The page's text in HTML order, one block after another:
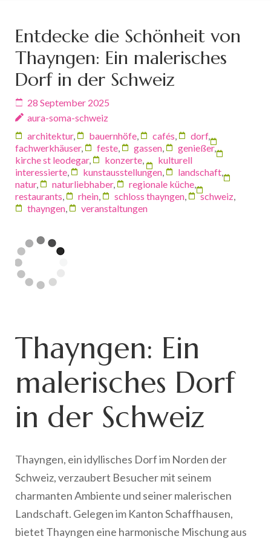
Entdecke die Schönheit von
Thayngen: Ein malerisches
Dorf in der Schweiz
28 September 2025
aura-soma-schweiz
architektur, bauernhöfe cafés dorf,
fachwerkhäuser, feste gassen genießer,
kirche st leodegar, konzerte
kulturell
interessierte
kunstausstellungen landschaft
natur, naturliebhaber, regionale küche
restaurants
rhein schloss thayngen schweiz
thayngen
veranstaltungen
Thayngen: Ein
malerisches Dorf
in der Schweiz
Thayngen, ein idyllisches Dorf im Norden der
Schweiz, verzaubert Besucher mit seinem
charmanten Ambiente und seiner malerischen
Landschaft. Gelegen im Kanton Schaffhausen,
bietet Thayngen eine harmonische Mischung aus